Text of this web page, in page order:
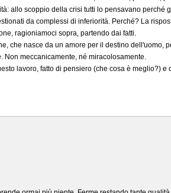
allo scoppio della crisi tutti lo pensavano
da complessi di inferiorità. Perché? La
ragioniamoci sopra, partendo dai fatti.
che nasce da un amore per il destino dell'uomo,
Non meccanicamente, né miracolosamente.
lavoro, fatto di pensiero (che cosa è meglio?)